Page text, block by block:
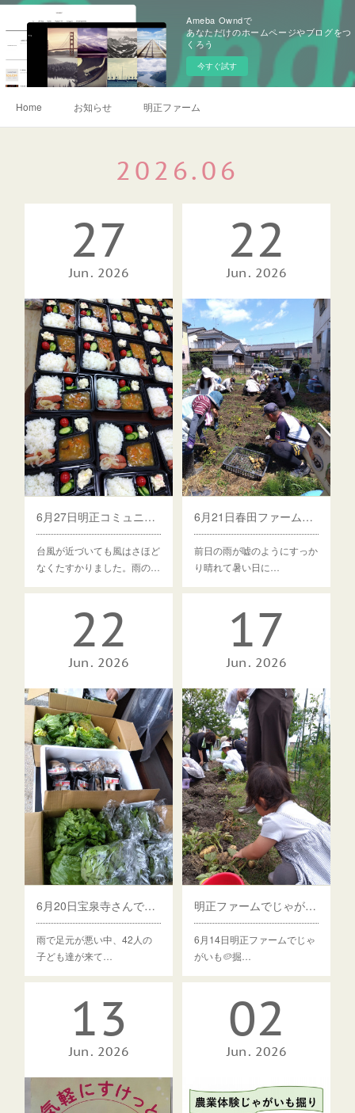
Ameba Owndで
あなただけのホームページやブログをつ
くろう
今すぐ試す
Home お知らせ 明正ファーム
2026.06
27
Jun 2026
6月27日明正コミュニティセンターでひよっこ食堂しました
台風が近づいても風はさほど
なくたすかりました。雨の…
22
Jun 2026
6月21日春田ファームでじゃがいも🥔掘りをしました
前日の雨が嘘のようにすっか
り晴れて暑い日に…
22
Jun 2026
6月20日宝泉寺さんでひよっこ食堂戸田しました
雨で足元が悪い中、42人の
子ども達が来て…
17
Jun 2026
明正ファームでじゃがいも🥔掘りをしました
6月14日明正ファームでじゃ
がいも🥔掘…
13
Jun 2026
02
Jun 2026